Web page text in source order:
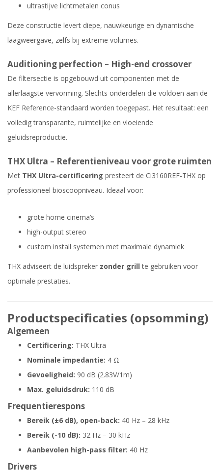
ultrastijve lichtmetalen conus
Deze constructie levert diepe, nauwkeurige en dynamische
laagweergave, zelfs bij extreme volumes.
Auditioning perfection – High-end crossover
De filtersectie is opgebouwd uit componenten met de
allerlaagste vervorming. Slechts onderdelen die voldoen aan de
KEF Reference-standaard worden toegepast. Het resultaat: een
volledig transparante, ruimtelijke en vloeiende
geluidsreproductie.
THX Ultra – Referentieniveau voor grote ruimten
Met THX Ultra-certificering presteert de Ci3160REF-THX op
professioneel bioscoopniveau. Ideaal voor:
grote home cinema’s
high-output stereo
custom install systemen met maximale dynamiek
THX adviseert de luidspreker zonder grill te gebruiken voor
optimale prestaties.
Productspecificaties (opsomming)
Algemeen
Certificering: THX Ultra
Nominale impedantie: 4 Ω
Gevoeligheid: 90 dB (2.83V/1m)
Max. geluidsdruk: 110 dB
Frequentierespons
Bereik (±6 dB), open-back: 40 Hz – 28 kHz
Bereik (-10 dB): 32 Hz – 30 kHz
Aanbevolen high-pass filter: 40 Hz
Drivers